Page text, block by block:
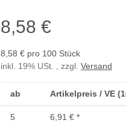
8,58 €
8,58 € pro 100 Stück
inkl. 19% USt. , zzgl. Versand
ab Artikelpreis / VE
5 6,91 € *